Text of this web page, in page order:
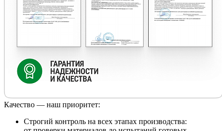
Качество — наш приоритет:
Строгий контроль на всех этапах производства: